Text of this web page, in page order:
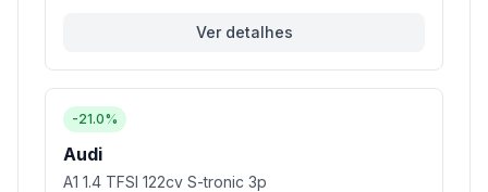
Ver detalhes
-21.0%
Audi
A1 1.4 TFSI 122cv S-tronic 3p